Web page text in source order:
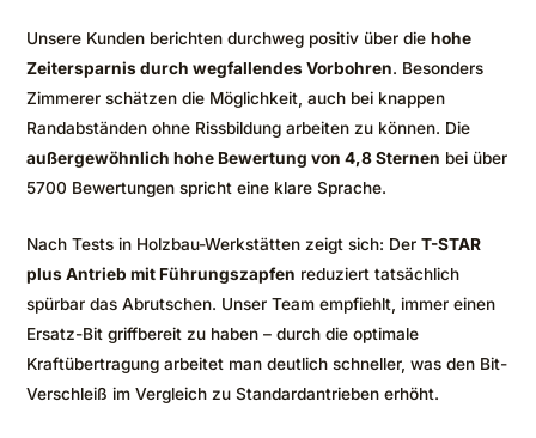
Unsere Kunden berichten durchweg positiv über die hohe
Zeitersparnis durch wegfallendes Vorbohren. Besonders
Zimmerer schätzen die Möglichkeit, auch bei knappen
Randabständen ohne Rissbildung arbeiten zu können. Die
außergewöhnlich hohe Bewertung von 4,8 Sternen bei über
5700 Bewertungen spricht eine klare Sprache.
Nach Tests in Holzbau-Werkstätten zeigt sich: Der T-STAR
plus Antrieb mit Führungszapfen reduziert tatsächlich
spürbar das Abrutschen. Unser Team empfiehlt, immer einen
Ersatz-Bit griffbereit zu haben – durch die optimale
Kraftübertragung arbeitet man deutlich schneller, was den Bit-
Verschleiß im Vergleich zu Standardantrieben erhöht.